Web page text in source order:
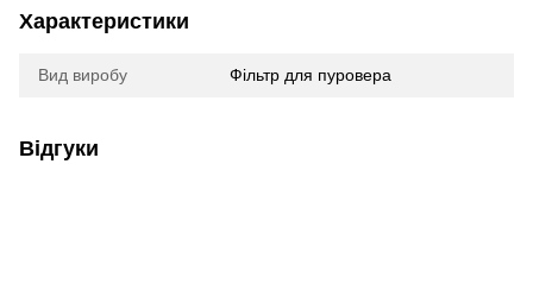
Характеристики
Вид виробу Фільтр для пуровера
Відгуки